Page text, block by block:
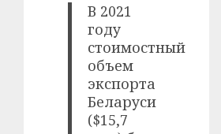
В 2021
году
стоимостный
объем
экспорта
Беларуси
($15,7